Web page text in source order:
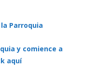
Parroquia
y comience a
aquí